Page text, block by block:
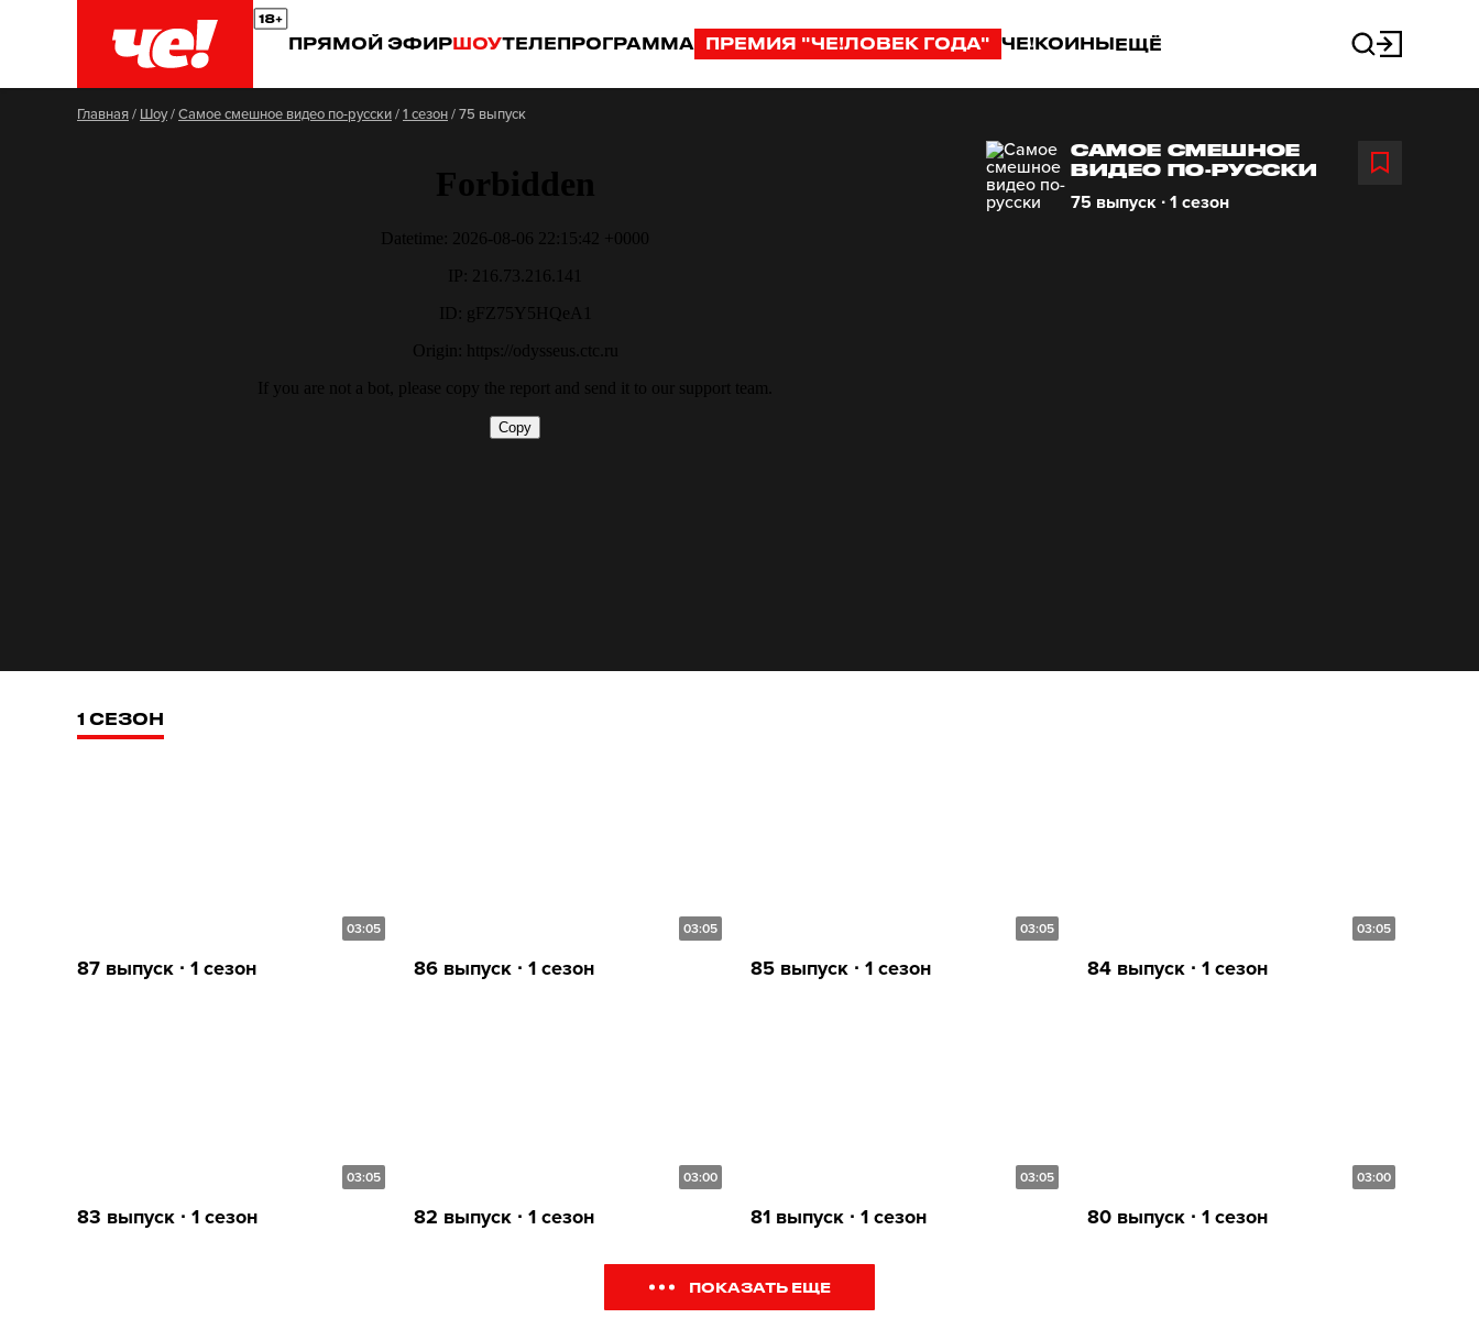
ПРЯМОЙ ЭФИРШОУТЕЛЕПРОГРАММА ПРЕМИЯ "ЧЕ!ЛОВЕК ГОДА" ЧЕ!КОИНЫЕЩЁ
Главная/ Шоу/Самое смешное видео по-русски/1 сезон/75 выпуск
САМОЕ СМЕШНОЕ
ВИДЕО ПО-РУССКИ
75 выпуск ∙ 1 сезон
1 СЕЗОН
03:05
87 выпуск ∙ 1 сезон
03:05
86 выпуск ∙ 1 сезон
03:05
85 выпуск ∙ 1 сезон
03:05
84 выпуск ∙ 1 сезон
03:05
83 выпуск ∙ 1 сезон
03:00
82 выпуск ∙ 1 сезон
03:05
81 выпуск ∙ 1 сезон
03:00
80 выпуск ∙ 1 сезон
ПОКАЗАТЬ ЕЩЕ